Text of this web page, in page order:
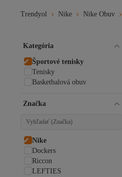
Trendyol Nike Nike Obuv
Kategória
Športové tenisky
Tenisky
Basketbalová obuv
Značka
Nike
Dockers
Riccon
LEFTIES